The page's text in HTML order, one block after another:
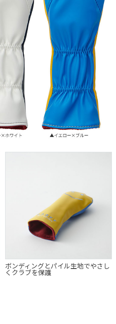
ボンディングとパイル生地でやさし
くクラブを保護